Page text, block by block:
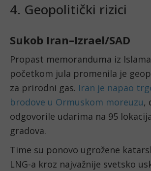
4. Geopolitički rizici
Sukob Iran–Izrael/SAD
Propast memoranduma iz
početkom jula promenila je
za prirodni gas. Iran je napao
brodove u Ormuskom moreuzu,
odgovorile udarima na 95
gradova.
Time su ponovo ugrožene
LNG-a kroz najvažnije svetsko